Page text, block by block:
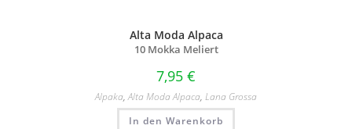
Alta Moda Alpaca
10 Mokka Meliert
7,95 €
Alpaka,Alta Moda Alpaca, Lana Grossa
In den Warenkorb